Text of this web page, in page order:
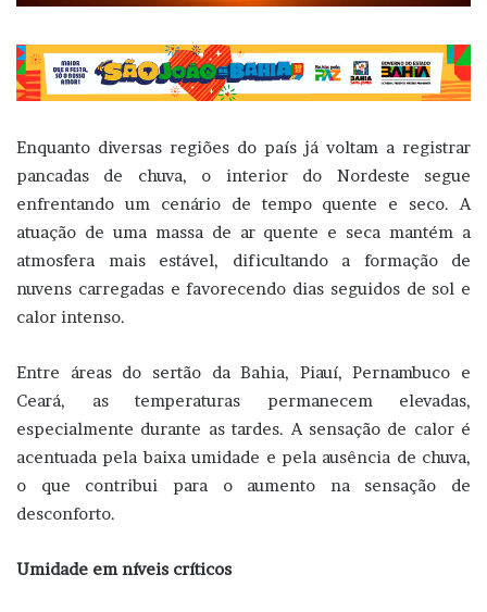
Enquanto diversas regiões do país já voltam a registrar
pancadas de chuva, o interior do Nordeste segue
enfrentando um cenário de tempo quente e seco. A
atuação de uma massa de ar quente e seca mantém a
atmosfera mais estável, dificultando a formação de
nuvens carregadas e favorecendo dias seguidos de sol e
calor intenso.
Entre áreas do sertão da Bahia, Piauí, Pernambuco e
Ceará, as temperaturas permanecem elevadas,
especialmente durante as tardes. A sensação de calor é
acentuada pela baixa umidade e pela ausência de chuva,
o que contribui para o aumento na sensação de
desconforto.
Umidade em níveis críticos